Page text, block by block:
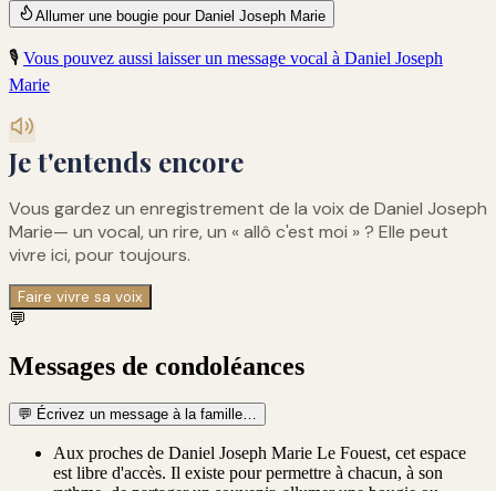
Allumer une bougie pour Daniel Joseph Marie
🎙️ Vous pouvez aussi laisser un message vocal à Daniel Joseph
Marie
Je t'entends encore
Vous gardez un enregistrement de la voix de Daniel Joseph
Marie— un vocal, un rire, un « allô c'est moi » ? Elle peut
vivre ici, pour toujours.
Faire vivre sa voix
💬
Messages de condoléances
💬 Écrivez un message à la famille…
Aux proches de Daniel Joseph Marie Le Fouest, cet espace
est libre d'accès. Il existe pour permettre à chacun, à son